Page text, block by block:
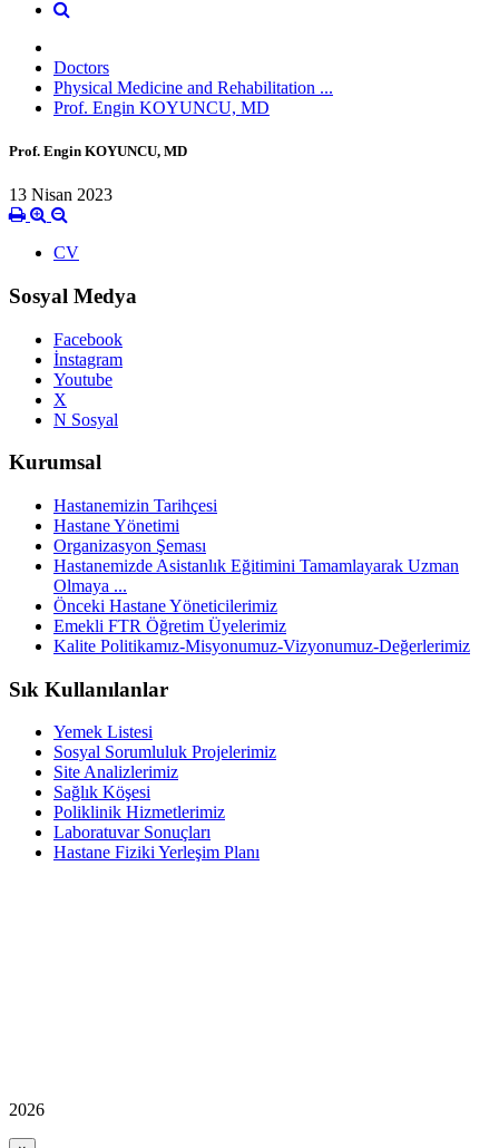
Doctors
Physical Medicine and Rehabilitation ...
Prof. Engin KOYUNCU, MD
Prof. Engin KOYUNCU, MD
13 Nisan 2023
CV
Sosyal Medya
Facebook
İnstagram
Youtube
X
N Sosyal
Kurumsal
Hastanemizin Tarihçesi
Hastane Yönetimi
Organizasyon Şeması
Hastanemizde Asistanlık Eğitimini Tamamlayarak Uzman
Olmaya ...
Önceki Hastane Yöneticilerimiz
Emekli FTR Öğretim Üyelerimiz
Kalite Politikamız-Misyonumuz-Vizyonumuz-Değerlerimiz
Sık Kullanılanlar
Yemek Listesi
Sosyal Sorumluluk Projelerimiz
Site Analizlerimiz
Sağlık Köşesi
Poliklinik Hizmetlerimiz
Laboratuvar Sonuçları
Hastane Fiziki Yerleşim Planı
2026